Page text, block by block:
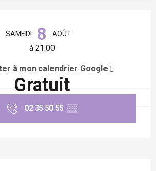
SAMEDI 8 AOÛT
à 21:00
à mon calendrier Google
Gratuit
02 35 50 55 ▒▒